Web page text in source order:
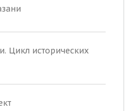
Цикл исторических